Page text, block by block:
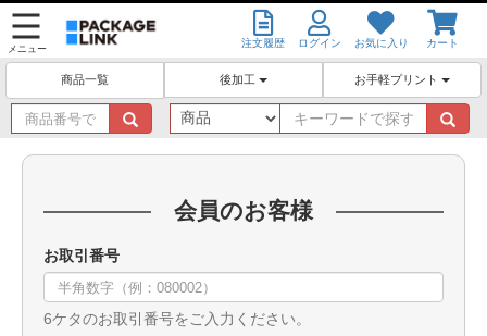
メニュー 注文履歴 ログイン お気に入り カート
商品一覧 後加工 お手軽プリント
商
品
番
キ
ー
ワ
会員のお客様
お取引番号
6ケタのお取引番号をご入力ください。